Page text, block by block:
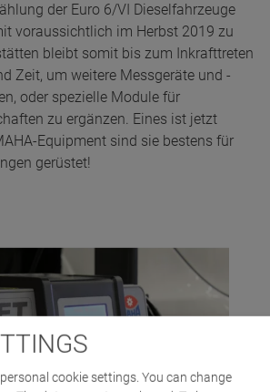
der Euro 6/VI Dieselfahrzeuge
voraussichtlich im Herbst 2019 zu
bleibt somit bis zum Inkrafttreten
Zeit, um weitere Messgeräte und -
oder spezielle Module für
zu ergänzen. Eines ist jetzt
Equipment sind sie bestens für
gerüstet!
cookie settings. You can change